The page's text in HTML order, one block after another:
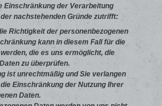
Einschränkung der Verarbeitung
nachstehenden Gründe zutrifft:
Richtigkeit der personenbezogenen
kann in diesem Fall für die
die es uns ermöglicht, die
zu überprüfen.
ist unrechtmäßig und Sie verlangen
Einschränkung der Nutzung Ihrer
Daten.